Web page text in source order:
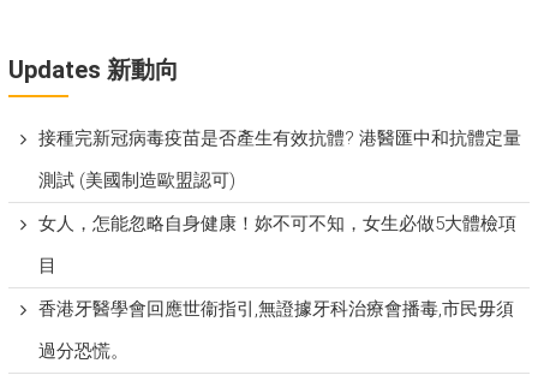
Updates 新動向
接種完新冠病毒疫苗是否產生有效抗體? 港醫匯中和抗體定量
測試 (美國制造歐盟認可)
女人，怎能忽略自身健康！妳不可不知，女生必做5大體檢項
目
香港牙醫學會回應世衞指引,無證據牙科治療會播毒,市民毋須
過分恐慌。